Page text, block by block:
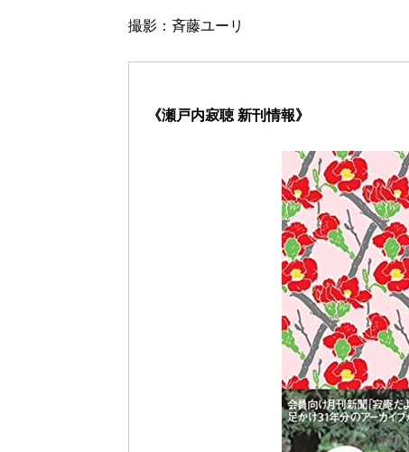
撮影：斉藤ユーリ
《瀬戸内寂聴 新刊情報》